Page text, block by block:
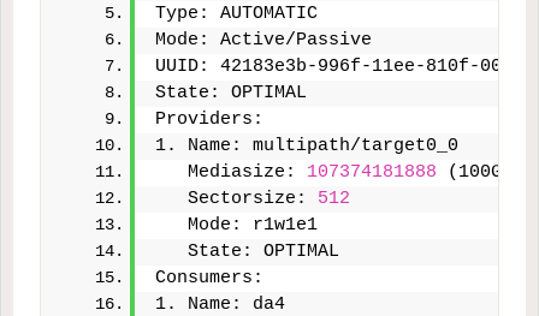
Type: AUTOMATIC
Mode: Active/Passive
UUID: 42183e3b-996f-11ee-810f-
State: OPTIMAL
Providers:
1. Name: multipath/target0_0
   Mediasize:
107374181888 (100G)
   Sectorsize:
512
   Mode: r1w1e1
   State: OPTIMAL
Consumers:
1. Name: da4